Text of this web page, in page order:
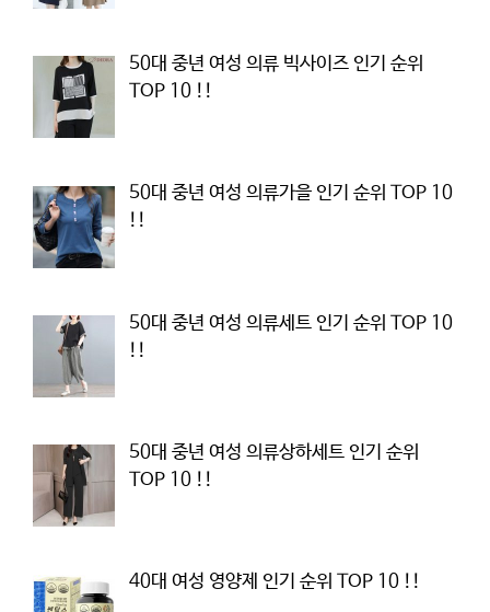
50대 중년 여성 의류 빅사이즈 인기 순위
TOP 10 !!
50대 중년 여성 의류가을 인기 순위 TOP 10
!!
50대 중년 여성 의류세트 인기 순위 TOP 10
!!
50대 중년 여성 의류상하세트 인기 순위
TOP 10 !!
40대 여성 영양제 인기 순위 TOP 10 !!